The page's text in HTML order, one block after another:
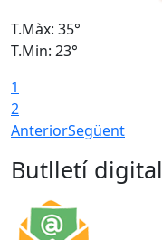
T.Màx: 35°
T.Min: 23°
1
2
AnteriorSegüent
Butlletí digital